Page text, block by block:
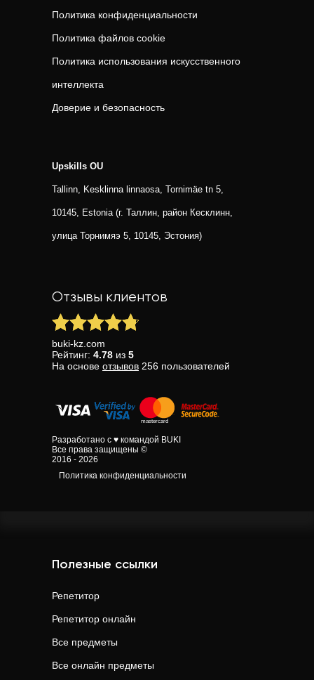
Политика конфиденциальности
Политика файлов cookie
Политика использования искусственного
интеллекта
Доверие и безопасность
Upskills OU
Tallinn, Kesklinna linnaosa, Tornimäe tn 5,
10145, Estonia (г. Таллин, район Кесклинн,
улица Торнимяэ 5, 10145, Эстония)
Отзывы клиентов
buki-kz.com
Рейтинг: 4.78 из 5
На основе отзывов 256 пользователей
Разработано с ♥ командой BUKI
Все права защищены ©
2016 - 2026
Политика конфиденциальности
Полезные ссылки
Репетитор
Репетитор онлайн
Все предметы
Все онлайн предметы